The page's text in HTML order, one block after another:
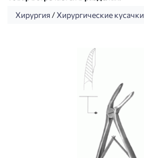
Хирургия /Хирургические кусачки